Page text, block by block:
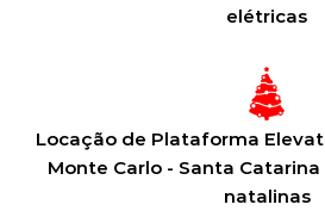
elétricas
Locação de Plataforma
Monte Carlo - Santa
natalinas